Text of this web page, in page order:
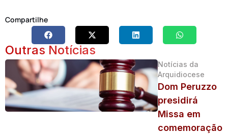
Compartilhe
Outras Notícias
Notícias da
Arquidiocese
Dom Peruzzo
presidirá
Missa em
comemoração